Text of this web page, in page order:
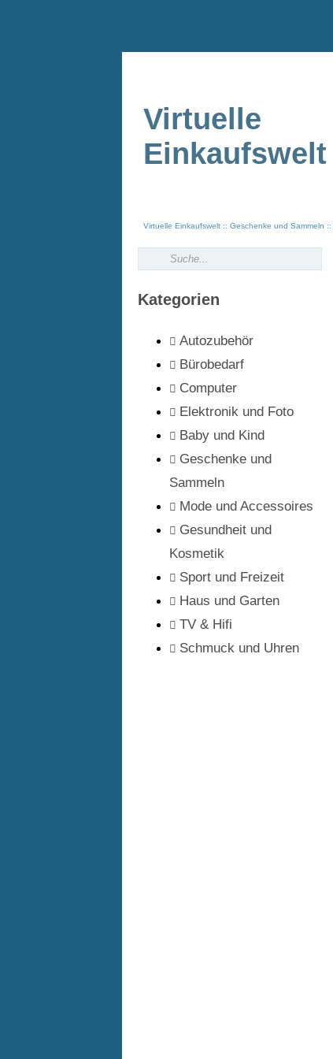
Virtuelle
Einkaufswelt
Virtuelle Einkaufswelt Geschenke und Sammeln
Kategorien
Autozubehör
Bürobedarf
Computer
Elektronik und Foto
Baby und Kind
Geschenke und
Sammeln
Mode und Accessoires
Gesundheit und
Kosmetik
Sport und Freizeit
Haus und Garten
TV & Hifi
Schmuck und Uhren